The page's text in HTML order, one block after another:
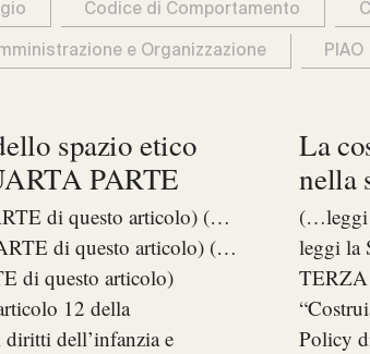
Codice di Comportamento
e Organizzazione PIAO
spazio etico
PARTE
di questo articolo) (…
di questo articolo) (…
di questo articolo)
12 della
dell’infanzia e
La
nella
(…leggi
leggi la
TERZA
Policy